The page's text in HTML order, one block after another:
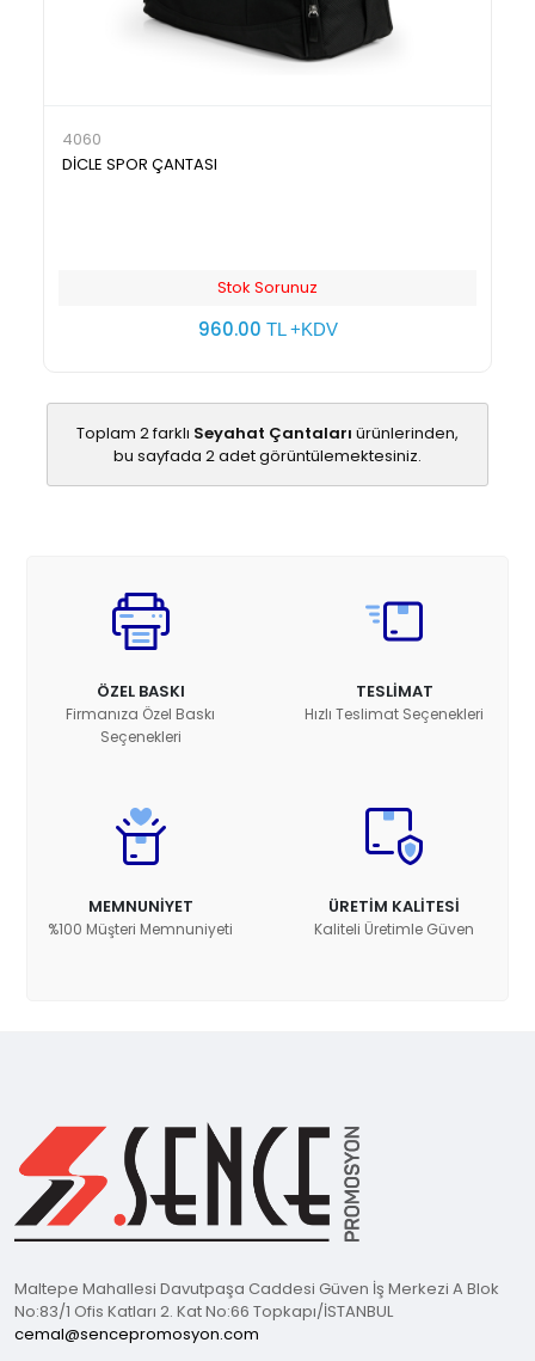
4060
DİCLE SPOR ÇANTASI
Stok Sorunuz
960.00 TL +KDV
Toplam 2 farklı Seyahat Çantaları ürünlerinden,
bu sayfada 2 adet görüntülemektesiniz.
ÖZEL BASKI
Firmanıza Özel Baskı
Seçenekleri
TESLİMAT
Hızlı Teslimat Seçenekleri
MEMNUNİYET
%100 Müşteri Memnuniyeti
ÜRETİM KALİTESİ
Kaliteli Üretimle Güven
Maltepe Mahallesi Davutpaşa Caddesi Güven İş Merkezi A Blok
No:83/1 Ofis Katları 2. Kat No:66 Topkapı/İSTANBUL
cemal@sencepromosyon.com